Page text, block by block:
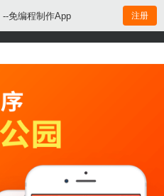
--免编程制作App 注册